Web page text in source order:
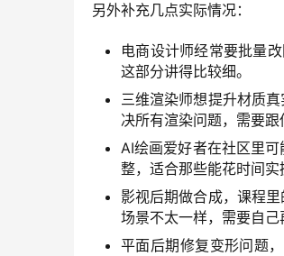
另外补充几点实际情况：
电商设计师经常要批量
这部分讲得比较细。
三维渲染师想提升材质
决所有渲染问题，需要跟
AI绘画爱好者在社区里
整，适合那些能花时间实
影视后期做合成，课程
场景不太一样，需要自己
平面后期修复变形问题